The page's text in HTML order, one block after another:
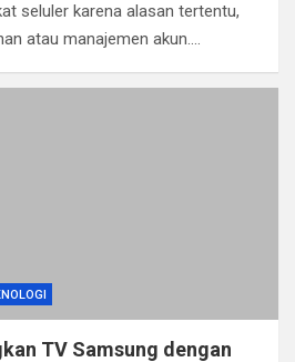
seluler karena alasan tertentu,
atau manajemen akun.…
TV Samsung dengan